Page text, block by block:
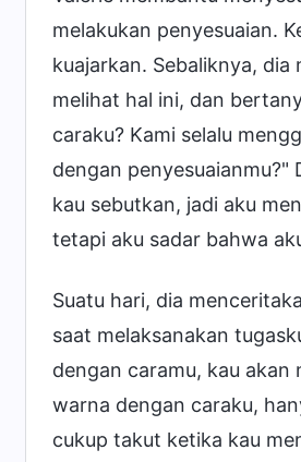
melakukan penyesuaian.
kuajarkan. Sebaliknya,
melihat hal ini, dan
caraku? Kami selalu
dengan penyesuaianmu?"
kau sebutkan, jadi aku
tetapi aku sadar bahwa
Suatu hari, dia
saat melaksanakan
dengan caramu, kau
warna dengan caraku,
cukup takut ketika kau